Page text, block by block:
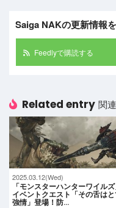
Saiga NAKの更新情報
Feedlyで購読する
Related entry 関
2025.03.12(Wed)
「モンスターハンターワイル
イベントクエスト「その舌はと
強情」登場！防…